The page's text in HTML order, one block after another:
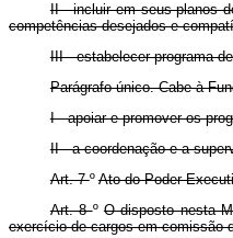
II - incluir em seus planos
competências desejados e
III - estabelecer programa
Parágrafo único. Cabe à
I - apoiar e promover os
II - a coordenação e a
Art. 7ºAto do Poder
Art. 8º O disposto nesta
exercício de cargos em comissão